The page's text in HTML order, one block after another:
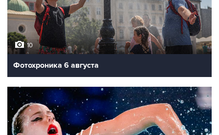
10
Фотохроника 6 августа